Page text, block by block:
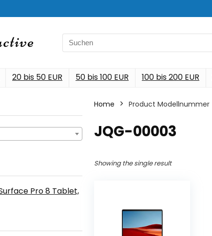
Search
for:
20 bis 50 EUR 50 bis 100 EUR 100 bis 200 EUR
Pro 8 Tablet,
Home Product Modellnummer
‎JQG-00003
Showing the single result